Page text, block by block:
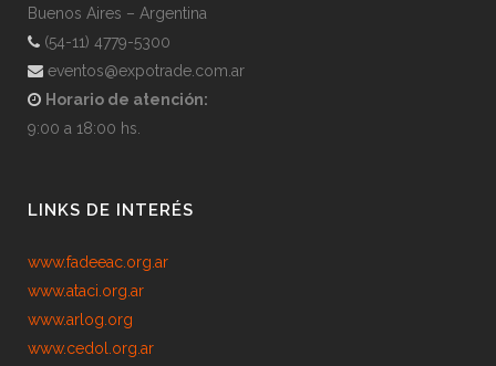
Buenos Aires – Argentina
(54-11) 4779-5300
eventos@expotrade.com.ar
Horario de atención:
9:00 a 18:00 hs.
LINKS DE INTERÉS
www.fadeeac.org.ar
www.ataci.org.ar
www.arlog.org
www.cedol.org.ar